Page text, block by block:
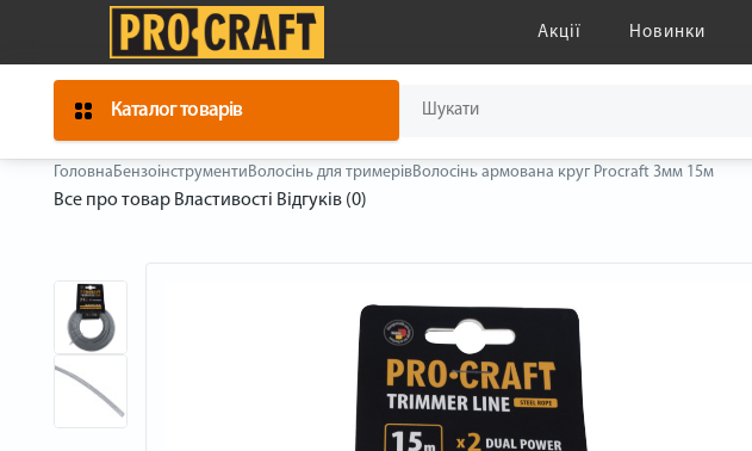
Акції Новинки
Каталог товарів
ГоловнаБензоінструментиВолосінь для тримерівВолосінь армована круг Procraft 3мм 15м
Все про товар Властивості Відгуків (0)